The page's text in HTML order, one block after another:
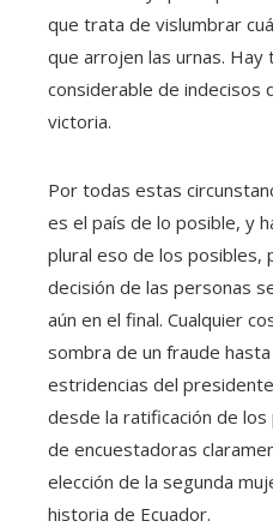
que trata de vislumbrar
que arrojen las urnas. Hay
considerable de indecisos
victoria.
Por todas estas
es el país de lo posible, y
plural eso de los posibles,
decisión de las personas
aún en el final. Cualquier
sombra de un fraude hasta
estridencias del
desde la ratificación de
de encuestadoras
elección de la segunda
historia de Ecuador.